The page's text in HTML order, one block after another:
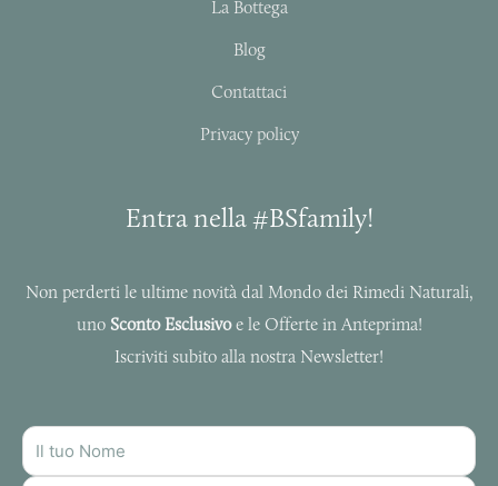
La Bottega
Blog
Contattaci
Privacy policy
Entra nella #BSfamily!
Non perderti le ultime novità dal Mondo dei Rimedi Naturali,
uno Sconto Esclusivoe le Offerte in Anteprima!
Iscriviti subito alla nostra Newsletter!
NOME